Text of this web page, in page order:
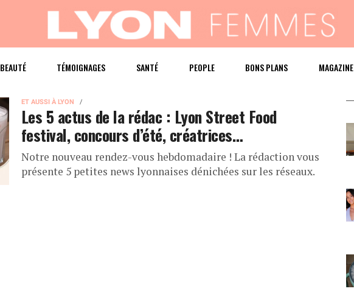
BEAUTÉ TÉMOIGNAGES SANTÉ PEOPLE BONS PLANS MAGAZINE
ET AUSSI À LYON
Les 5 actus de la rédac : Lyon Street Food
festival, concours d’été, créatrices…
Notre nouveau rendez-vous hebdomadaire ! La rédaction vous
présente 5 petites news lyonnaises dénichées sur les réseaux.